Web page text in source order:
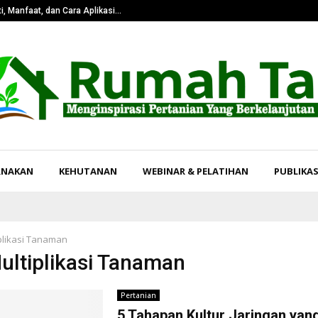
Manfaat, dan Cara Aplikasi…
KEHUTANAN WEBINAR & PELATIHAN
Tanaman
Tanaman
Pertanian